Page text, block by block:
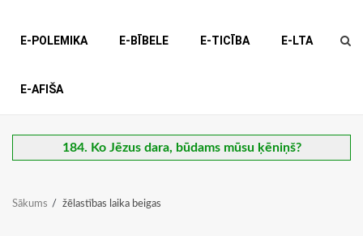
E-POLEMIKA E-BĪBELE E-TICĪBA E-LTA
E-AFIŠA
184. Ko Jēzus dara, būdams mūsu ķēniņš?
Sākums žēlastības laika beigas